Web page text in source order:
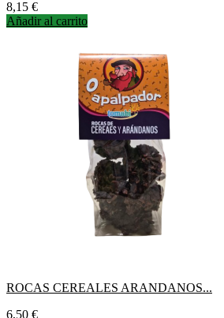
Precio
8,15 €
Añadir al carrito
ROCAS CEREALES ARANDANOS...
Precio
6,50 €